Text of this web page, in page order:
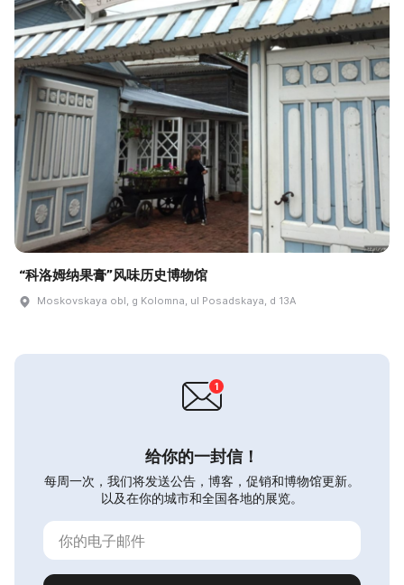
“科洛姆纳果膏”风味历史博物馆
Moskovskaya obl, g Kolomna, ul Posadskaya, d 13A
给你的一封信！
每周一次，我们将发送公告，博客，促销和博物馆更新。
以及在你的城市和全国各地的展览。